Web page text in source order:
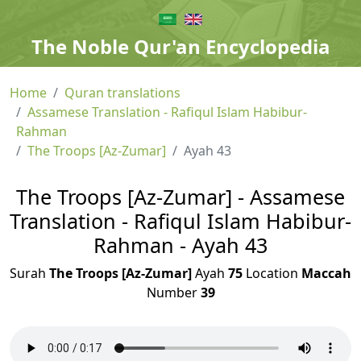
The Noble Qur'an Encyclopedia
Home
Quran translations
Assamese Translation - Rafiqul Islam Habibur-
Rahman
The Troops [Az-Zumar]
Ayah 43
The Troops [Az-Zumar] - Assamese
Translation - Rafiqul Islam Habibur-
Rahman - Ayah 43
Surah The Troops [Az-Zumar]Ayah 75 Location Maccah
Number39